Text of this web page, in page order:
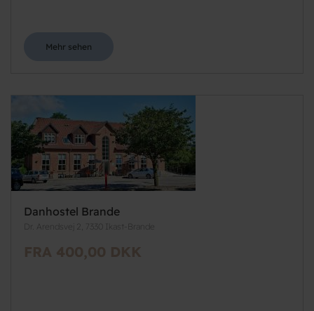
Mehr sehen
Danhostel Brande
Dr. Arendsvej 2, 7330 Ikast-Brande
FRA 400,00 DKK